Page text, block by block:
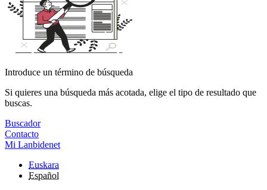
Introduce un término de búsqueda
Si quieres una búsqueda más acotada, elige el tipo de resultado que
buscas.
Buscador
Contacto
Mi Lanbidenet
Euskara
Español